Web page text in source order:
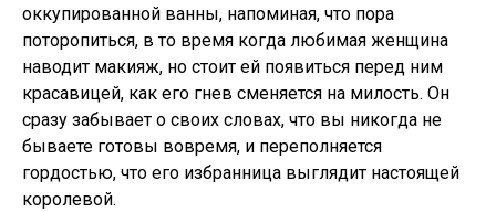
оккупированной ванны, напоминая, что пора
поторопиться, в то время когда любимая женщина
наводит макияж, но стоит ей появиться перед ним
красавицей, как его гнев сменяется на милость. Он
сразу забывает о своих словах, что вы никогда не
бываете готовы вовремя, и переполняется
гордостью, что его избранница выглядит настоящей
королевой.